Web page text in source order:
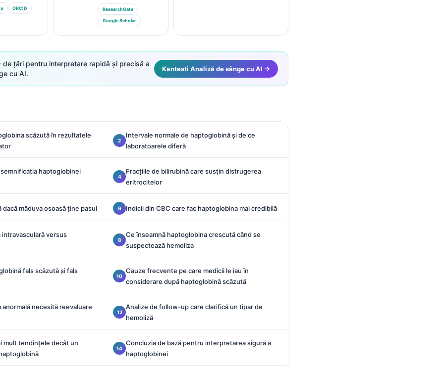
ORCID ResearchGate
Google Scholar
de țări pentru interpretare rapidă și precisă a
cu AI.
Kantesti Analiză de sânge cu AI →
scăzută în rezultatele
Intervale normale de haptoglobină și de ce
laboratoarele diferă
haptoglobinei
Fracțiile de bilirubină care susțin distrugerea
eritrocitelor
măduva osoasă ține pasul Indicii din CBC care fac haptoglobina mai credibilă
intravasculară versus
Ce înseamnă haptoglobina crescută când se
suspectează hemoliza
fals scăzută și fals
Cauze frecvente pe care medicii le iau în
considerare după haptoglobină scăzută
necesită reevaluare
Analize de follow-up care clarifică un tipar de
hemoliză
mult tendințele decât un
Concluzia de bază pentru interpretarea sigură a
haptoglobinei